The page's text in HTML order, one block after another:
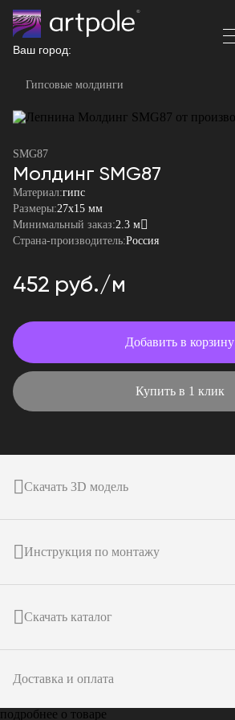
Ваш город:
Гипсовые молдинги
SMG87
Молдинг SMG87
Материал:гипс
Размеры:27x15 мм
Минимальный заказ:2.3 м
Страна-производитель:Россия
452 руб./м
Добавить в корзину
Купить в 1 клик
Скачать 3D модель
Инструкция по монтажу
Скачать каталог
Доставка и оплата
подробнее о товаре